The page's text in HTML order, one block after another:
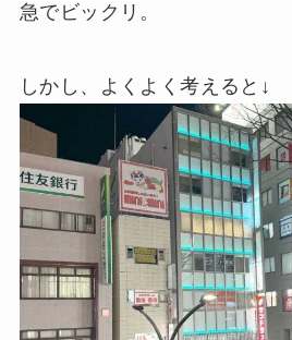
急でビックリ。
しかし、よくよく考えると↓